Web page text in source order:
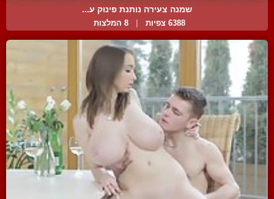
שמנה צעירה נותנת פינוק ע...
6388 צפיות | 8 המלצות